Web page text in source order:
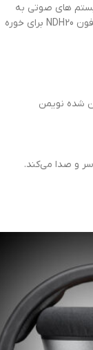
های صوتی به
خوبی اجرا خواهد شد. و در آخر لازم به ذکر است که هدفون NDH20 برای خوره
شده نویمن
سر و صدا می‌کند.